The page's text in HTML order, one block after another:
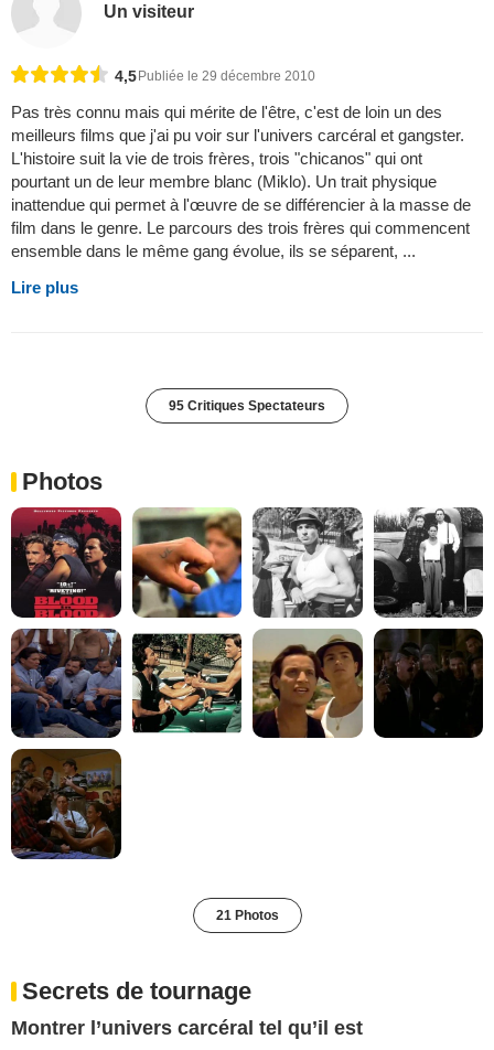
Un visiteur
4,5 Publiée le 29 décembre 2010
Pas très connu mais qui mérite de l'être, c'est de loin un des
meilleurs films que j'ai pu voir sur l'univers carcéral et gangster.
L'histoire suit la vie de trois frères, trois "chicanos" qui ont
pourtant un de leur membre blanc (Miklo). Un trait physique
inattendue qui permet à l'œuvre de se différencier à la masse de
film dans le genre. Le parcours des trois frères qui commencent
ensemble dans le même gang évolue, ils se séparent, ...
Lire plus
95 Critiques Spectateurs
Photos
21 Photos
Secrets de tournage
Montrer l’univers carcéral tel qu’il est